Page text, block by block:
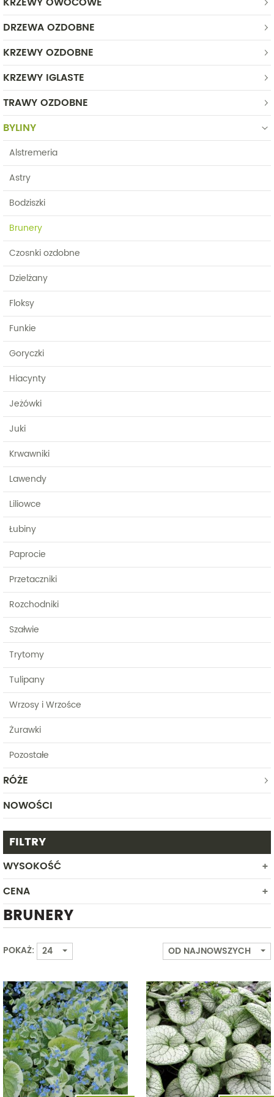
DRZEWA OZDOBNE
KRZEWY OZDOBNE
KRZEWY IGLASTE
TRAWY OZDOBNE
BYLINY
Alstremeria
Astry
Bodziszki
Brunery
Czosnki ozdobne
Dzielżany
Floksy
Funkie
Goryczki
Hiacynty
Jeżówki
Juki
Krwawniki
Lawendy
Liliowce
Łubiny
Paprocie
Przetaczniki
Rozchodniki
Szałwie
Trytomy
Tulipany
Wrzosy i Wrzośce
Żurawki
Pozostałe
RÓŻE
NOWOŚCI
FILTRY
WYSOKOŚĆ
Od
CENA
Od Do
BRUNERY
POKAŻ: 24 OD NAJNOWSZYCH